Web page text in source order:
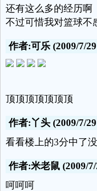
还有这么多的经历啊
不过可惜我对篮球不
作者:可乐 (2009/7/
顶顶顶顶顶顶顶
作者:丫头 (2009/7/
看看楼上的3分中了没
作者:米老鼠 (2009/
呵呵呵